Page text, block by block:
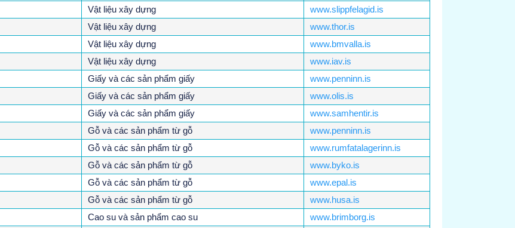
Vật liệu xây dựng
www.slippfelagid.is
Vật liệu xây dựng
www.thor.is
Vật liệu xây dựng
www.bmvalla.is
Vật liệu xây dựng
www.iav.is
Giấy và các sản phẩm giấy
www.penninn.is
Giấy và các sản phẩm giấy
www.olis.is
Giấy và các sản phẩm giấy
www.samhentir.is
Gỗ và các sản phẩm từ gỗ
www.penninn.is
Gỗ và các sản phẩm từ gỗ
www.rumfatalagerinn.is
Gỗ và các sản phẩm từ gỗ
www.byko.is
Gỗ và các sản phẩm từ gỗ
www.epal.is
Gỗ và các sản phẩm từ gỗ
www.husa.is
Cao su và sản phẩm cao su www.brimborg.is